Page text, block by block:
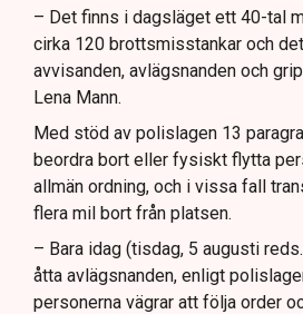
– Det finns i dagsläget ett 40-tal
cirka 120 brottsmisstankar och
avvisanden, avlägsnanden och
Lena Mann.
Med stöd av polislagen 13
beordra bort eller fysiskt flytta
allmän ordning, och i vissa fall
flera mil bort från platsen.
– Bara idag (tisdag, 5 augusti
åtta avlägsnanden, enligt
personerna vägrar att följa order